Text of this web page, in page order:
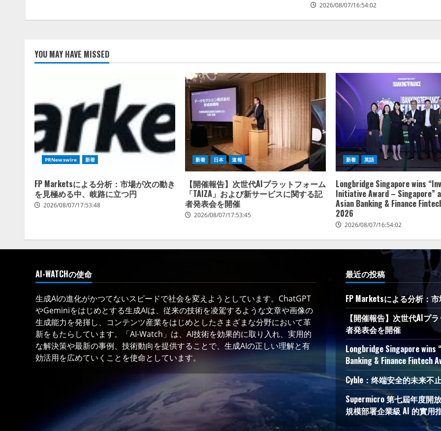
2026/08/07/16:54:02
YOU MAY HAVE MISSED
PRNewswire 新着
FP Marketsによる分析：市場が次の動き
を見極める中、岐路に立つ円
2026/08/07/17:53:48
新着 日本 速報
【開催報告】次世代AIプラットフォーム
「TAIZA」および新サービスに関する記
者発表会を開催
2026/08/07/17:53:45
新着 英語
Longbridge Singapore wins
Initiative Award – Singapore”
Asian Banking & Finance
2026
2026/08/07/16:54:02
AI-WATCHの使命
生成AIの進化がかつてないスピードで社会を変えようとしています。ChatGPT
やGeminiをはじめとする生成AIは、従来の技術を凌駕するような文章や画像の
生成能力を発揮し、コンテンツ産業をはじめとしたさまざまな分野において革
新をもたらしています。「AI-Watch」は、AI技術を効果的に取り入れ、実用的
な解決策や最新の事例、技術動向を提供することで、生成AIの正しい理解と有
効活用を広めていくことを使命としています。
最近の投稿
FP Marketsによる分析：
【開催報告】次世代AIプ
者発表会を開催
Longbridge Singapore
Banking & Finance Fintech
Cyble：终端安全的未来不
Supermicro 第七屆年度開
規模部署企業級 AI 的實用